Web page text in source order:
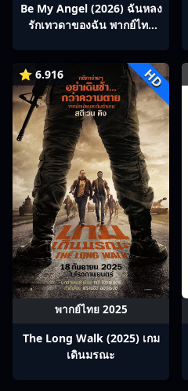
Be My Angel (2026) ฉันหลง
รักเทวดาของฉัน พากย์ไทย
⭐ 6.916 HD
พากย์ไทย 2025
The Long Walk (2025) เกม
เดินมรณะ